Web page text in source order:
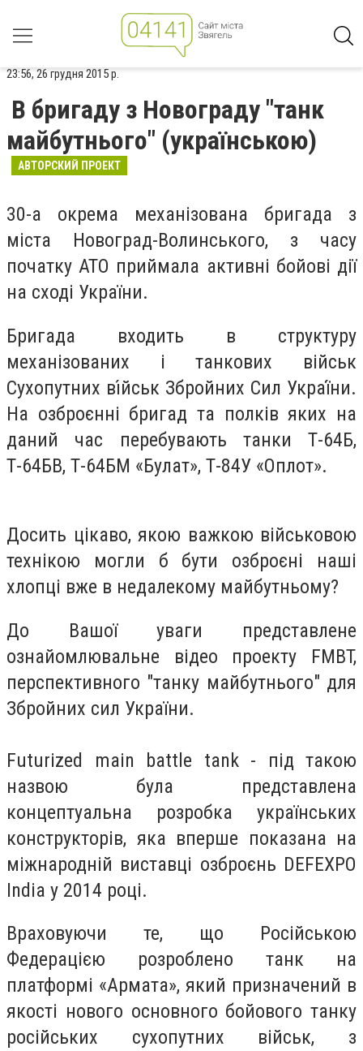
23:56, 26 грудня 2015 р.
В бригаду з Новограду "танк
майбутнього" (українською)
АВТОРСКИЙ ПРОЕКТ
30-а окрема механізована бригада з
міста Новоград-Волинського, з часу
початку АТО приймала активні бойові дії
на сході України.
Бригада входить в структуру
механізованих і танкових військ
Сухопутних ві́йськ Збройних Сил Украї́ни.
На озброєнні бригад та полків яких на
даний час перебувають танки Т-64Б,
Т-64БВ, Т-64БМ «Булат», Т-84У «Оплот».
Досить цікаво, якою важкою військовою
технікою могли б бути озброєні наші
хлопці вже в недалекому майбутньому?
До Вашої уваги представлене
ознайомлювальне відео проекту FMBT,
перспективного "танку майбутнього" для
Збройних сил України.
Futurized main battle tank - під такою
назвою була представлена
концептуальна розробка українських
конструкторів, яка вперше показана на
міжнародній виставці озброєнь DEFEXPO
India у 2014 році.
Враховуючи те, що Російською
Федерацією розроблено танк на
платформі «Армата», який призначений в
якості нового основного бойового танку
російських сухопутних військ, з